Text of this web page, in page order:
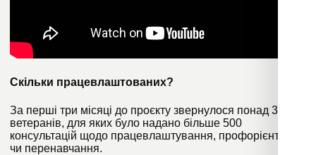
Скільки працевлаштованих?
За перші три місяці до проєкту звернулося понад 300
ветеранів, для яких було надано більше 500
консультацій щодо працевлаштування, профорієнтації
чи перенавчання.